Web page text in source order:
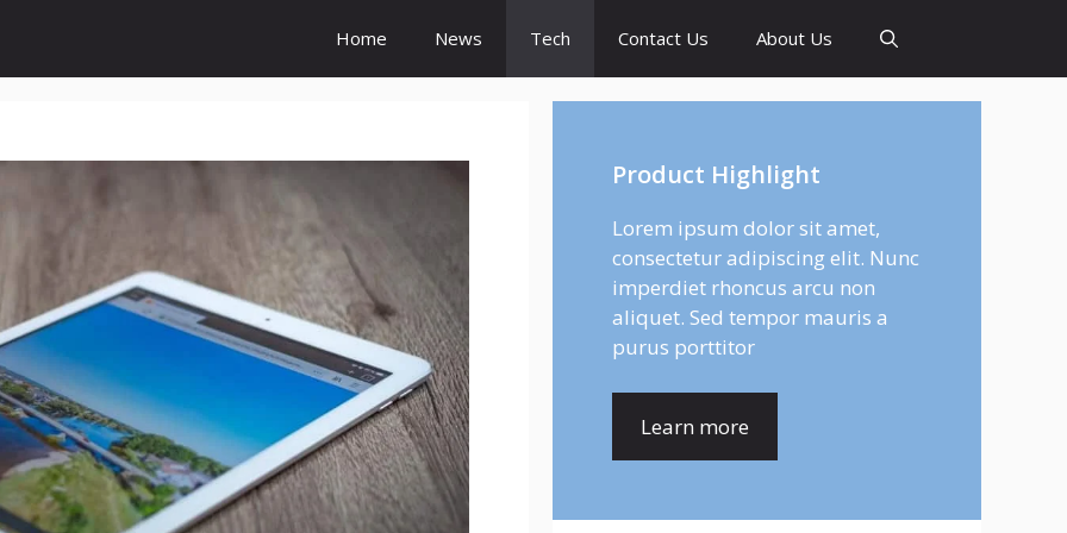
Home News Tech Contact Us About Us
Product Highlight
Lorem ipsum dolor sit amet,
consectetur adipiscing elit. Nunc
imperdiet rhoncus arcu non
aliquet. Sed tempor mauris a
purus porttitor
Learn more